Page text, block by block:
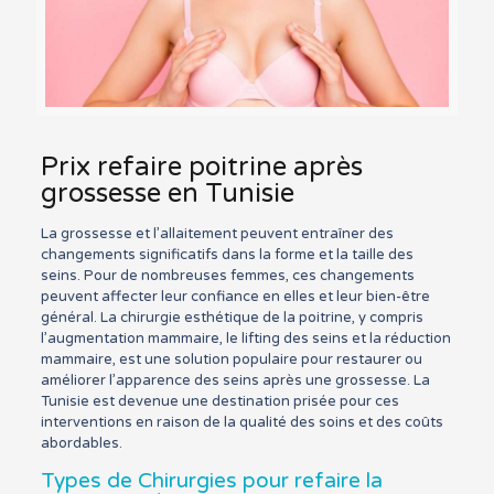
Prix refaire poitrine après
grossesse en Tunisie
La grossesse et l’allaitement peuvent entraîner des
changements significatifs dans la forme et la taille des
seins. Pour de nombreuses femmes, ces changements
peuvent affecter leur confiance en elles et leur bien-être
général. La chirurgie esthétique de la poitrine, y compris
l’augmentation mammaire, le lifting des seins et la réduction
mammaire, est une solution populaire pour restaurer ou
améliorer l’apparence des seins après une grossesse. La
Tunisie est devenue une destination prisée pour ces
interventions en raison de la qualité des soins et des coûts
abordables.
Types de Chirurgies pour refaire la